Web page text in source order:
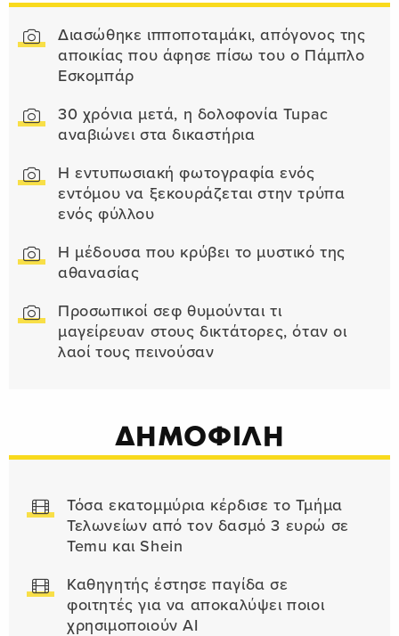
Διασώθηκε ιπποποταμάκι, απόγονος της
αποικίας που άφησε πίσω του ο Πάμπλο
Εσκομπάρ
30 χρόνια μετά, η δολοφονία Tupac
αναβιώνει στα δικαστήρια
Η εντυπωσιακή φωτογραφία ενός
εντόμου να ξεκουράζεται στην τρύπα
ενός φύλλου
Η μέδουσα που κρύβει το μυστικό της
αθανασίας
Προσωπικοί σεφ θυμούνται τι
μαγείρευαν στους δικτάτορες, όταν οι
λαοί τους πεινούσαν
ΔΗΜΟΦΙΛΗ
Τόσα εκατομμύρια κέρδισε το Τμήμα
Τελωνείων από τον δασμό 3 ευρώ σε
Temu και Shein
Καθηγητής έστησε παγίδα σε
φοιτητές για να αποκαλύψει ποιοι
χρησιμοποιούν AI